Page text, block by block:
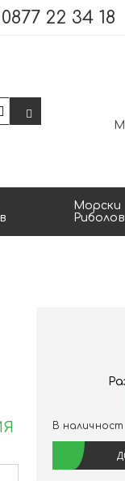
0877 22 34 18
Морски
Риболов
В наличност